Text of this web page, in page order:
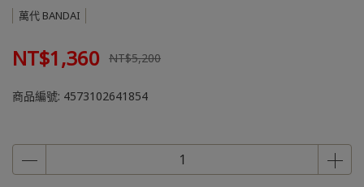
萬代 BANDAI
NT$1,360 NT$5,200
商品編號: 4573102641854